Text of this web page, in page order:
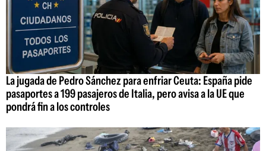
La jugada de Pedro Sánchez para enfriar Ceuta: España pide
pasaportes a 199 pasajeros de Italia, pero avisa a la UE que
pondrá fin a los controles